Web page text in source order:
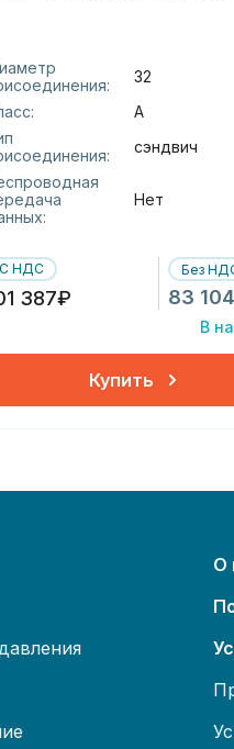
32
А
сэндвич
Нет
С НДС
387₽
Без
83
В
Купить
О